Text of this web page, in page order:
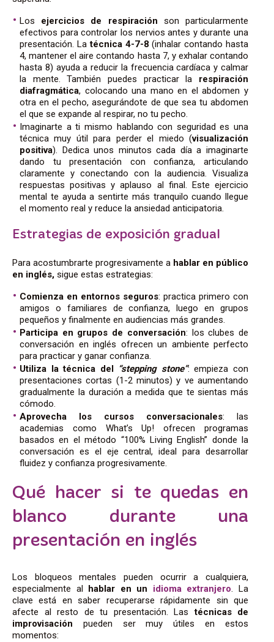
Los ejercicios de respiración son particularmente
efectivos para controlar los nervios antes y durante una
presentación. Latécnica 4-7-8 (inhalar contando hasta
4, mantener el aire contando hasta 7, y exhalar contando
hasta 8) ayuda a reducir la frecuencia cardíaca y calmar
la mente. También puedes practicar la respiración
diafragmática, colocando una mano en el abdomen y
otra en el pecho, asegurándote de que sea tu abdomen
el que se expande al respirar, no tu pecho.
Imaginarte a ti mismo hablando con seguridad es una
técnica muy útil para perder el miedo (visualización
positiva). Dedica unos minutos cada día a imaginarte
dando tu presentación con confianza, articulando
claramente y conectando con la audiencia. Visualiza
respuestas positivas y aplauso al final. Este ejercicio
mental te ayuda a sentirte más tranquilo cuando llegue
el momento real y reduce la ansiedad anticipatoria.
Estrategias de exposición gradual
Para acostumbrarte progresivamente a hablar en público
en inglés, sigue estas estrategias:
Comienza en entornos seguros: practica primero con
amigos o familiares de confianza, luego en grupos
pequeños y finalmente en audiencias más grandes.
Participa en grupos de conversación: los clubes de
conversación en inglés ofrecen un ambiente perfecto
para practicar y ganar confianza.
Utiliza la técnica del
“stepping stone”: empieza con
presentaciones cortas (1-2 minutos) y ve aumentando
gradualmente la duración a medida que te sientas más
cómodo.
Aprovecha los cursos conversacionales: las
academias como What’s Up! ofrecen programas
basados en el método “100% Living English” donde la
conversación es el eje central, ideal para desarrollar
fluidez y confianza progresivamente.
Qué hacer si te quedas en
blanco durante una
presentación en inglés
Los bloqueos mentales pueden ocurrir a cualquiera,
especialmente al
hablar en un idioma extranjero. La
clave está en saber recuperarse rápidamente sin que
afecte al resto de tu presentación. Lastécnicas de
improvisación pueden ser muy útiles en estos
momentos: